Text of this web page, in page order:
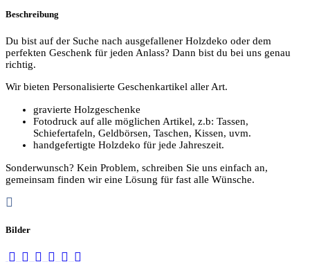
Beschreibung
Du bist auf der Suche nach ausgefallener Holzdeko oder dem
perfekten Geschenk für jeden Anlass? Dann bist du bei uns genau
richtig.
Wir bieten Personalisierte Geschenkartikel aller Art.
gravierte Holzgeschenke
Fotodruck auf alle möglichen Artikel, z.b: Tassen,
Schiefertafeln, Geldbörsen, Taschen, Kissen, uvm.
handgefertigte Holzdeko für jede Jahreszeit.
Sonderwunsch? Kein Problem, schreiben Sie uns einfach an,
gemeinsam finden wir eine Lösung für fast alle Wünsche.
Bilder